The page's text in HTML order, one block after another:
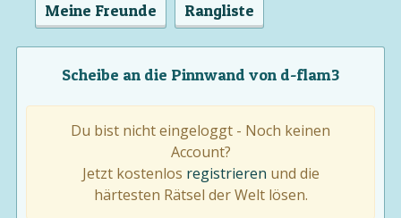
Meine Freunde
Rangliste
Scheibe an die Pinnwand von d-flam3
Du bist nicht eingeloggt - Noch keinen
Account?
Jetzt kostenlos registrieren und die
härtesten Rätsel der Welt lösen.